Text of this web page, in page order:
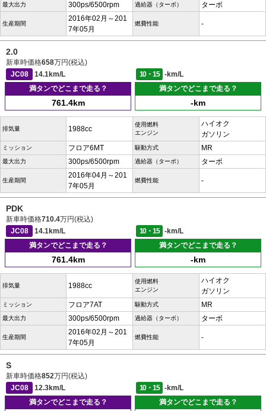
最大出力 300ps/6500rpm 過給器（ターボ） ターボ
生産期間
2016年02月～201
7年05月
燃費性能 -
2.0
新車時価格658万円(税込)
JC08
14.1km/L 10・15
-km/L
満タンでどこまで走る？
761.4km
満タンでどこまで走る？
-km
排気量 1988cc
使用燃料
エンジン
ハイオク
ガソリン
ミッション フロア6MT 駆動方式 MR
最大出力 300ps/6500rpm 過給器（ターボ） ターボ
生産期間
2016年04月～201
7年05月
燃費性能 -
PDK
新車時価格710.4万円(税込)
JC08
14.1km/L 10・15
-km/L
満タンでどこまで走る？
761.4km
満タンでどこまで走る？
-km
排気量 1988cc
使用燃料
エンジン
ハイオク
ガソリン
ミッション フロア7AT 駆動方式 MR
最大出力 300ps/6500rpm 過給器（ターボ） ターボ
生産期間
2016年02月～201
7年05月
燃費性能 -
S
新車時価格852万円(税込)
JC08
12.3km/L 10・15
-km/L
満タンでどこまで走る？
満タンでどこまで走る？